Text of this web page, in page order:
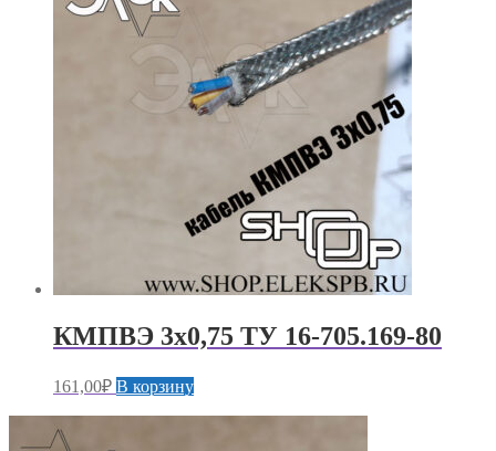
КМПВЭ 3х0,75 ТУ 16-705.169-80
161,00₽ В корзину